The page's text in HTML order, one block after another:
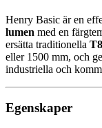
Henry Basic är en
lumen med en
ersätta traditionella
eller 1500 mm, och
industriella och
Egenskaper